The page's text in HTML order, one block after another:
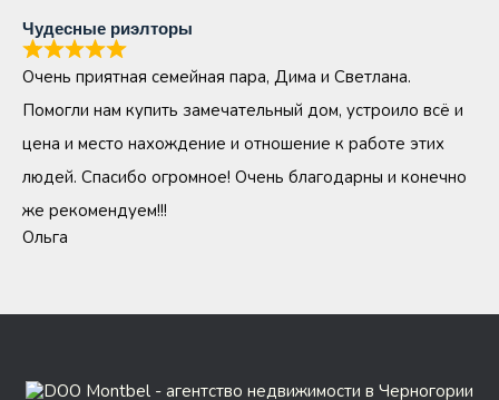
Чудесные риэлторы
Очень приятная семейная пара, Дима и Светлана.
Помогли нам купить замечательный дом, устроило всё и
цена и место нахождение и отношение к работе этих
людей. Спасибо огромное! Очень благодарны и конечно
же рекомендуем!!!
Ольга